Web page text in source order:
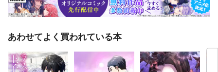
あわせてよく買われている本